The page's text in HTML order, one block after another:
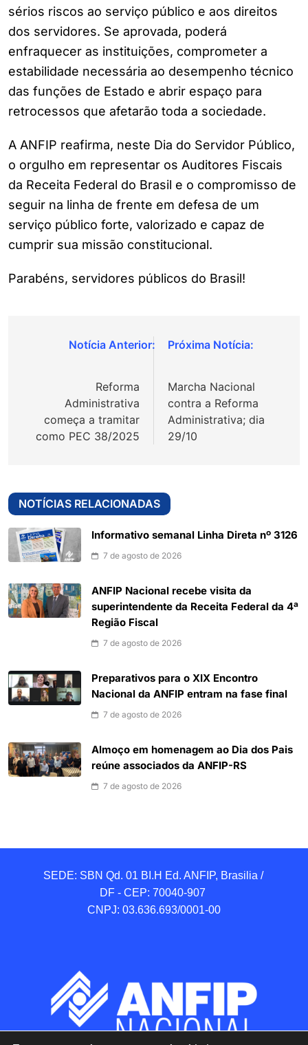
sérios riscos ao serviço público e aos direitos
dos servidores. Se aprovada, poderá
enfraquecer as instituições, comprometer a
estabilidade necessária ao desempenho técnico
das funções de Estado e abrir espaço para
retrocessos que afetarão toda a sociedade.
A ANFIP reafirma, neste Dia do Servidor Público,
o orgulho em representar os Auditores Fiscais
da Receita Federal do Brasil e o compromisso de
seguir na linha de frente em defesa de um
serviço público forte, valorizado e capaz de
cumprir sua missão constitucional.
Parabéns, servidores públicos do Brasil!
Navegação
Reforma
Administrativa
começa a tramitar
como PEC 38/2025
Marcha Nacional
contra a Reforma
Administrativa; dia
29/10
NOTÍCIAS RELACIONADAS
Informativo semanal Linha Direta nº 3126
7 de agosto de 2026
ANFIP Nacional recebe visita da
superintendente da Receita Federal da 4ª
Região Fiscal
7 de agosto de 2026
Preparativos para o XIX Encontro
Nacional da ANFIP entram na fase final
7 de agosto de 2026
Almoço em homenagem ao Dia dos Pais
reúne associados da ANFIP-RS
7 de agosto de 2026
SEDE: SBN Qd. 01 BI.H Ed. ANFIP, Brasilia /
DF - CEP: 70040-907
CNPJ: 03.636.693/0001-00